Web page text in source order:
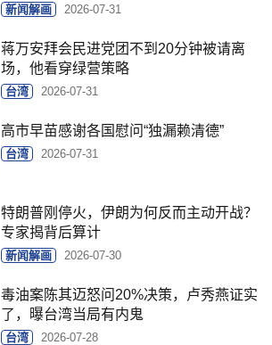
新闻解画 2026-07-31
蒋万安拜会民进党团不到20分钟被请离
场，他看穿绿营策略
台湾 2026-07-31
高市早苗感谢各国慰问“独漏赖清德”
台湾 2026-07-31
特朗普刚停火，伊朗为何反而主动开战？
专家揭背后算计
新闻解画 2026-07-30
毒油案陈其迈怒问20%决策，卢秀燕证实
了，曝台湾当局有内鬼
台湾 2026-07-28